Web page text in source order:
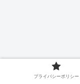
プライバシーポリシー